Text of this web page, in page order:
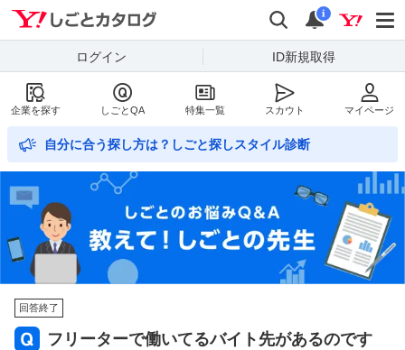
Yahoo!しごとカタログ
検索
通知
i
ログイン ID新規取得
企業を探す しごとQA 特集一覧 スカウト マイページ
自分に合う探し方は？しごと探しスタイル診断
回答終了
フリーターで働いてるバイト先があるのです